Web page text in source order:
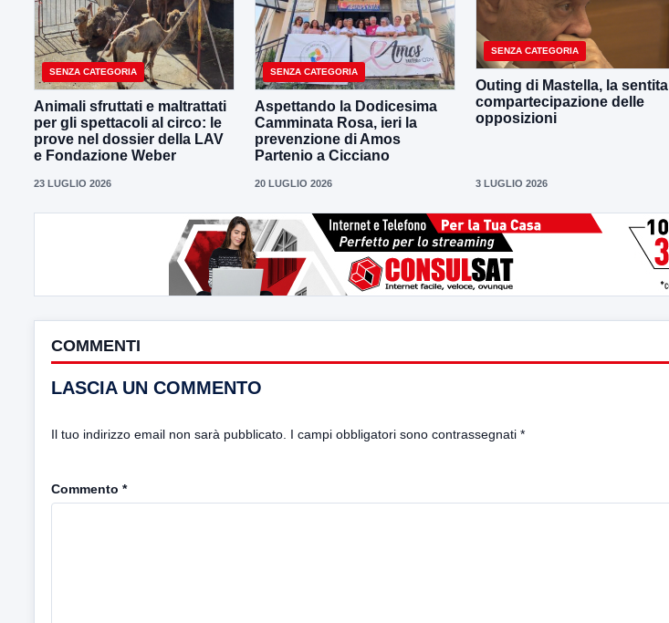
SENZA CATEGORIA
Animali sfruttati e maltrattati
per gli spettacoli al circo: le
prove nel dossier della LAV
e Fondazione Weber
23 LUGLIO 2026
SENZA CATEGORIA
Aspettando la Dodicesima
Camminata Rosa, ieri la
prevenzione di Amos
Partenio a Cicciano
20 LUGLIO 2026
SENZA CATEGORIA
Outing di Mastella, la sentita
compartecipazione delle
opposizioni
3 LUGLIO 2026
COMMENTI
LASCIA UN COMMENTO
Il tuo indirizzo email non sarà pubblicato. I campi obbligatori sono contrassegnati *
Commento *